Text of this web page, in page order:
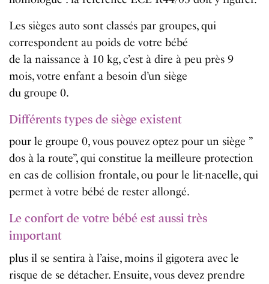
Les sièges auto sont classés par groupes, qui
correspondent au poids de votre bébé
de la naissance à 10 kg, c’est à dire à peu près 9
mois, votre enfant a besoin d’un siège
du groupe 0.
Différents types de siège existent
pour le groupe 0, vous pouvez optez pour un siège ”
dos à la route”, qui constitue la meilleure protection
en cas de collision frontale, ou pour le lit-nacelle, qui
permet à votre bébé de rester allongé.
Le confort de votre bébé est aussi très
important
plus il se sentira à l’aise, moins il gigotera avec le
risque de se détacher. Ensuite, vous devez prendre